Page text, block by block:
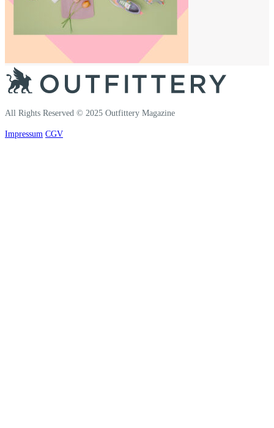
All Rights Reserved © 2025 Outfittery Magazine
Impressum CGV